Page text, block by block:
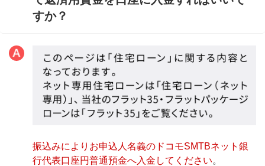
すか？
振込みによりお申込人名義のドコモSMTBネット銀
行代表口座円普通預金へ入金してください。